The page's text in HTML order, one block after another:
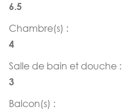
6.5
Chambre(s) :
4
Salle de bain et douche :
3
Balcon(s) :